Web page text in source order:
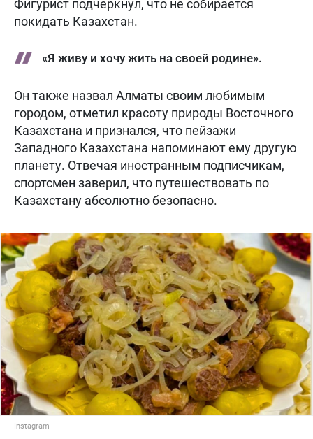
Фигурист подчеркнул, что не собирается
покидать Казахстан.
«Я живу и хочу жить на своей родине».
Он также назвал Алматы своим любимым
городом, отметил красоту природы Восточного
Казахстана и признался, что пейзажи
Западного Казахстана напоминают ему другую
планету. Отвечая иностранным подписчикам,
спортсмен заверил, что путешествовать по
Казахстану абсолютно безопасно.
Instagram